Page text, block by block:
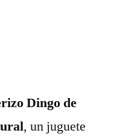
Dingo de
, un juguete